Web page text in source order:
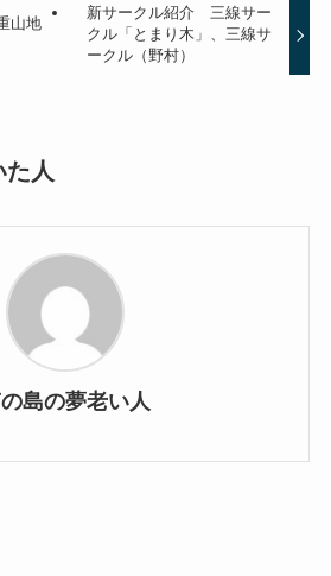
山地
新サークル紹介 三線サー
クル「とまり木」、三線サ
ークル（野村）
人
島の夢老い人